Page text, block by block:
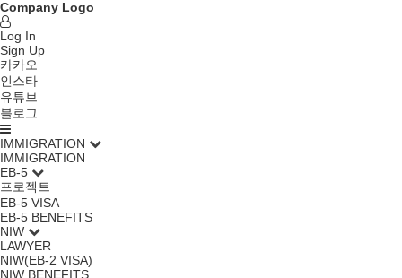
Company Logo
Log In
Sign Up
카카오
인스타
유튜브
블로그
IMMIGRATION
IMMIGRATION
EB-5
프로젝트
EB-5 VISA
EB-5 BENEFITS
NIW
LAWYER
NIW(EB-2 VISA)
NIW BENEFITS